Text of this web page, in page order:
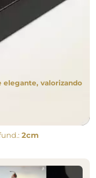
elegante, valorizando
2cm